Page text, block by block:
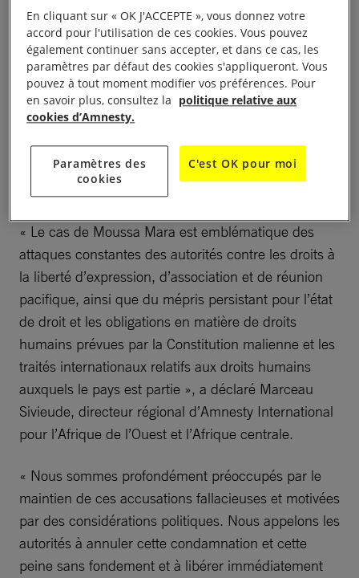
Moussa Mara, chef du parti d’opposition Yéléma,
avait été arrêté le 1eraoût 2025. Il a été accusé d’«
atteinte au crédit de l’État », d’« incitation au trouble
à l’ordre public » et d’« opposition à l’autorité
légitime » en raison d’une publication sur X
exprimant sa solidarité avec des personnalités
politiques et de la société civile détenues auxquelles
« Le cas de Moussa Mara est emblématique des
attaques constantes des autorités contre les droits à
la liberté d’expression, d’association et de réunion
pacifique, ainsi que du mépris persistant pour l’état
de droit et les obligations en matière de droits
humains prévues par la Constitution malienne et les
traités internationaux relatifs aux droits humains
auxquels le pays est partie », a déclaré Marceau
Sivieude, directeur régional d’Amnesty International
pour l’Afrique de l’Ouest et l’Afrique centrale.
« Nous sommes profondément préoccupés par le
maintien de ces accusations fallacieuses et motivées
par des considérations politiques. Nous appelons les
autorités à annuler cette condamnation et cette
peine sans fondement et à libérer immédiatement
En cliquant sur « OK J'ACCEPTE », vous donnez votre
accord pour l'utilisation de ces cookies. Vous pouvez
également continuer sans accepter, et dans ce cas, les
paramètres par défaut des cookies s'appliqueront. Vous
pouvez à tout moment modifier vos préférences. Pour
en savoir plus, consultez la politique relative aux
cookies d’Amnesty.
Paramètres des
cookies
C'est OK pour moi